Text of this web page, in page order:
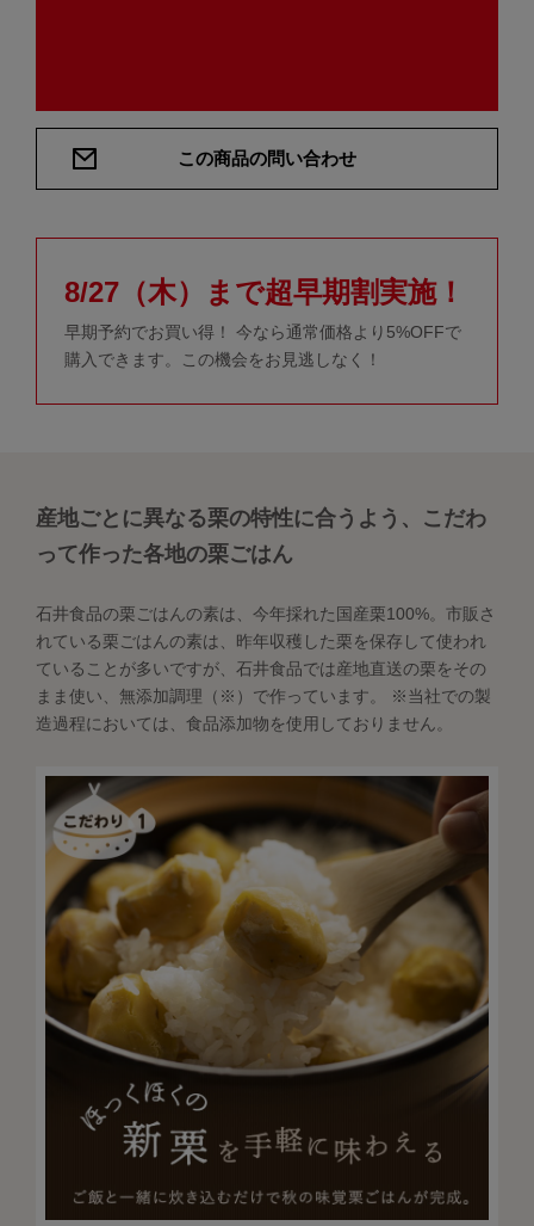
この商品の問い合わせ
8/27（木）まで超早期割実施！
早期予約でお買い得！ 今なら通常価格より5%OFFで
購入できます。この機会をお見逃しなく！
産地ごとに異なる栗の特性に合うよう、こだわ
って作った各地の栗ごはん
石井食品の栗ごはんの素は、今年採れた国産栗100%。市販さ
れている栗ごはんの素は、昨年収穫した栗を保存して使われ
ていることが多いですが、石井食品では産地直送の栗をその
まま使い、無添加調理（※）で作っています。 ※当社での製
造過程においては、食品添加物を使用しておりません。